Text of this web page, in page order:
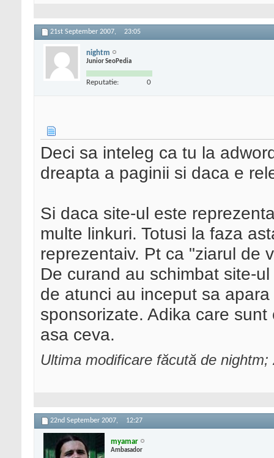
21st September 2007, 23:05
nightm
Junior SeoPedia
Reputatie: 0
Deci sa inteleg ca tu la
dreapta a paginii si daca e
Si daca site-ul este
multe linkuri. Totusi la faza
reprezentaiv. Pt ca "ziarul de
De curand au schimbat site-
de atunci au inceput sa
sponsorizate. Adika care
asa ceva.
Ultima modificare făcută de
22nd September 2007, 12:27
myamar
Ambasador